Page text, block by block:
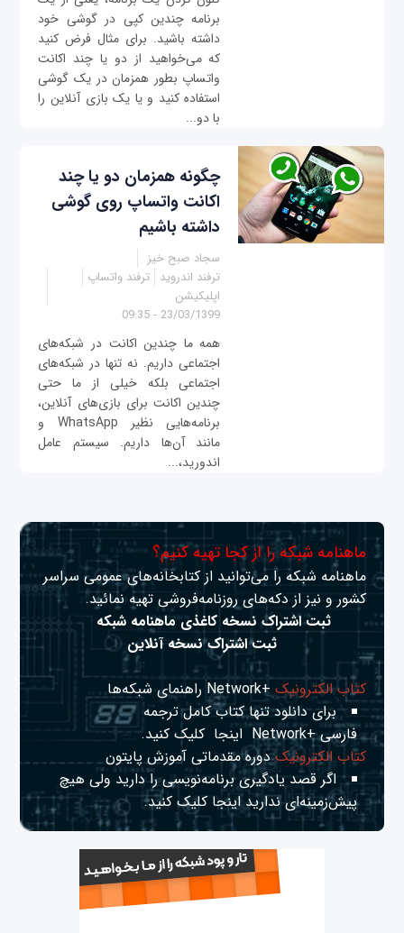
برنامه چندین کپی در گوشی خود
داشته باشید. برای مثال فرض کنید
که می‌خواهید از دو یا چند اکانت
واتساپ بطور همزمان در یک گوشی
استفاده کنید و یا یک بازی آنلاین را
با دو...
چگونه همزمان دو یا چند
اکانت واتساپ روی گوشی
داشته باشیم
سجاد صبح خیز
ترفند اندروید ترفند واتساپ
اپلیکیشن
23/03/1399 - 09:35
همه ما چندین اکانت در شبکه‌های
اجتماعی داریم. نه تنها در شبکه‌های
اجتماعی بلکه خیلی از ما حتی
چندین اکانت برای بازی‌های آنلاین،
برنامه‌هایی نظیر WhatsApp و
مانند آن‌ها داریم. سیستم عامل
اندورید،...
ماهنامه شبکه را از کجا تهیه کنیم؟
ماهنامه شبکه را می‌توانید از کتابخانه‌های عمومی سراسر
کشور و نیز از دکه‌های روزنامه‌فروشی تهیه نمائید.
ثبت اشتراک نسخه کاغذی ماهنامه شبکه
ثبت اشتراک نسخه آنلاین
کتاب الکترونیک+Network راهنمای شبکه‌ها
برای دانلود تنها کتاب کامل ترجمه
فارسی +Network
اینجا کلیک کنید.
کتاب الکترونیکدوره مقدماتی آموزش پایتون
اگر قصد یادگیری برنامه‌نویسی را دارید ولی هیچ
پیش‌زمینه‌ای نداریداینجا کلیک کنید.